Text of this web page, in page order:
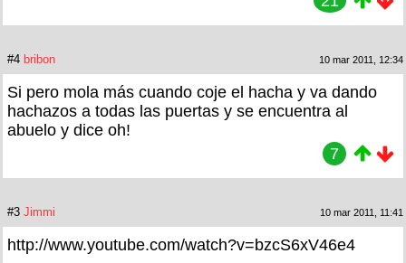
#4 bribon 10 mar 2011, 12:34
Si pero mola más cuando coje el hacha y va dando
hachazos a todas las puertas y se encuentra al
abuelo y dice oh!
7
#3 Jimmi 10 mar 2011, 11:41
http://www.youtube.com/watch?v=bzcS6xV46e4